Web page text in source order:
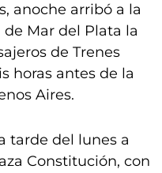
anoche arribó a la
Mar del Plata la
de Trenes
horas antes de la
Aires.
tarde del lunes a
Constitución, con